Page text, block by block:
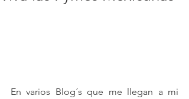
En varios Blog´s que me llegan a mi